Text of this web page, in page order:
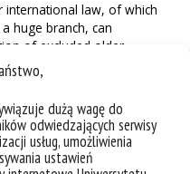
dużą wagę do
odwiedzających serwisy
usług, umożliwienia
ustawień
law, of which
huge branch, can
of excluded older
of international law is
especially the
of equality linked to
as an inherent value
book is about something
persons per se,